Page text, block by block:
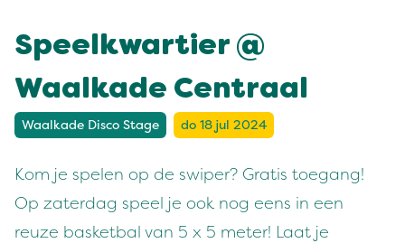
Speelkwartier @
Waalkade Centraal
Waalkade Disco Stage do 18 jul 2024
Kom je spelen op de swiper? Gratis toegang!
Op zaterdag speel je ook nog eens in een
reuze basketbal van 5 x 5 meter! Laat je